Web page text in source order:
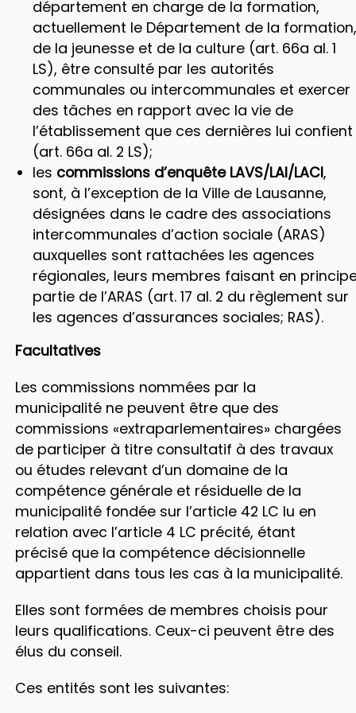
département en charge de la formation,
actuellement le Département de la formation,
de la jeunesse et de la culture (art. 66a al. 1
LS), être consulté par les autorités
communales ou intercommunales et exercer
des tâches en rapport avec la vie de
l’établissement que ces dernières lui confient
(art. 66a al. 2 LS);
les commissions d’enquête LAVS/LAI/LACI,
sont, à l’exception de la Ville de Lausanne,
désignées dans le cadre des associations
intercommunales d’action sociale (ARAS)
auxquelles sont rattachées les agences
régionales, leurs membres faisant en
partie de l’ARAS (art. 17 al. 2 du règlement sur
les agences d’assurances sociales; RAS).
Facultatives
Les commissions nommées par la
municipalité ne peuvent être que des
commissions «extraparlementaires» chargées
de participer à titre consultatif à des travaux
ou études relevant d’un domaine de la
compétence générale et résiduelle de la
municipalité fondée sur l’article 42 LC lu en
relation avec l’article 4 LC précité, étant
précisé que la compétence décisionnelle
appartient dans tous les cas à la municipalité.
Elles sont formées de membres choisis pour
leurs qualifications. Ceux-ci peuvent être des
élus du conseil.
Ces entités sont les suivantes: